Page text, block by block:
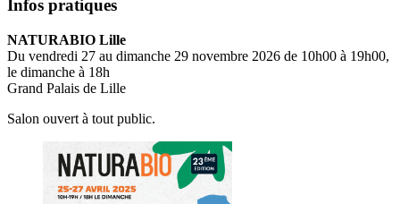
Infos pratiques
NATURABIO Lille
Du vendredi 27 au dimanche 29 novembre 2026 de 10h00 à 19h00,
le dimanche à 18h
Grand Palais de Lille
Salon ouvert à tout public.